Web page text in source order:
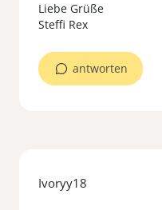
Liebe Grüße
Steffi Rex
antworten
Ivoryy18